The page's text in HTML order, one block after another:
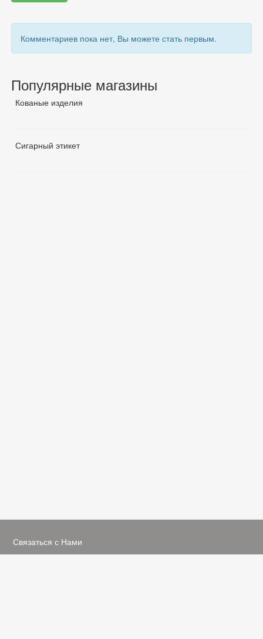
Комментариев пока нет, Вы можете стать первым.
Популярные магазины
Кованые изделия
Сигарный этикет
Связаться с Нами
☎ +7 922 632 11 14